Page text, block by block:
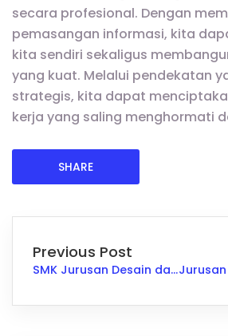
secara profesional. Dengan
pemasangan informasi, kita
kita sendiri sekaligus
yang kuat. Melalui pendekatan
strategis, kita dapat
kerja yang saling menghormati
SHARE
Previous Post
SMK Jurusan Desain dan Rancang Bangun Kapal: Peluang Kerja di Industri Maritim